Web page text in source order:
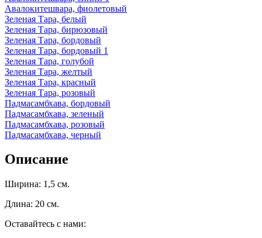
Авалокитешвара, фиолетовый
Зеленая Тара, белый
Зеленая Тара, бирюзовый
Зеленая Тара, бордовый
Зеленая Тара, бордовый 1
Зеленая Тара, голубой
Зеленая Тара, желтый
Зеленая Тара, красный
Зеленая Тара, розовый
Падмасамбхава, бордовый
Падмасамбхава, зеленый
Падмасамбхава, розовый
Падмасамбхава, черный
Описание
Ширина: 1,5 см.
Длина: 20 см.
Оставайтесь с нами: